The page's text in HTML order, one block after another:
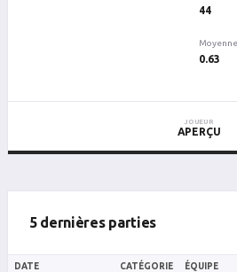
44
0.63
JOUEUR
APERÇU
5 dernières parties
DATE CATÉGORIE ÉQUIPE